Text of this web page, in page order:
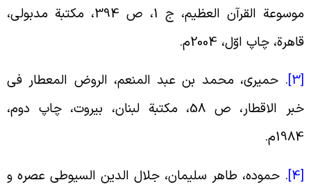
موسوعة القرآن العظیم، ج 1، ص 394، مکتبة مدبولى،
چاپ اوّل، 2004م
.
.حمیرى، محمد بن عبد المنعم، الروض المعطار فى
خبر الاقطار، ص 58، مکتبة لبنان، بیروت، چاپ دوم،
.
.حموده، طاهر سلیمان، جلال الدین السیوطی عصره و